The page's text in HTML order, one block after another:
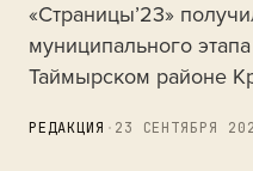
«Страницы’23»
муниципального
Таймырском районе
РЕДАКЦИЯ · 23 СЕНТЯБРЯ